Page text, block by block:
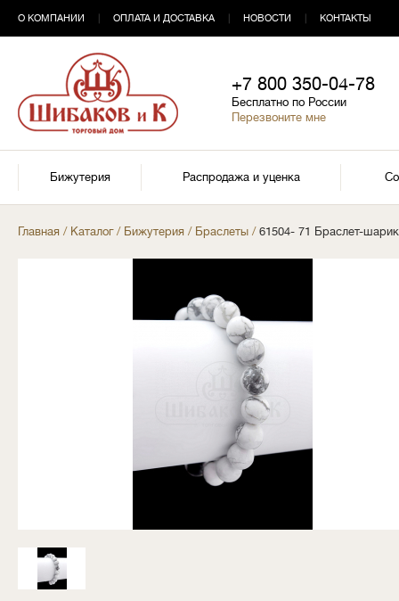
О КОМПАНИИ ОПЛАТА И ДОСТАВКА НОВОСТИ КОНТАКТЫ
+7 800 350-04-78
Бесплатно по России
Перезвоните мне
Бижутерия Распродажа и уценка
Главная / Каталог/ Бижутерия / Браслеты / 61504- 71 Браслет-